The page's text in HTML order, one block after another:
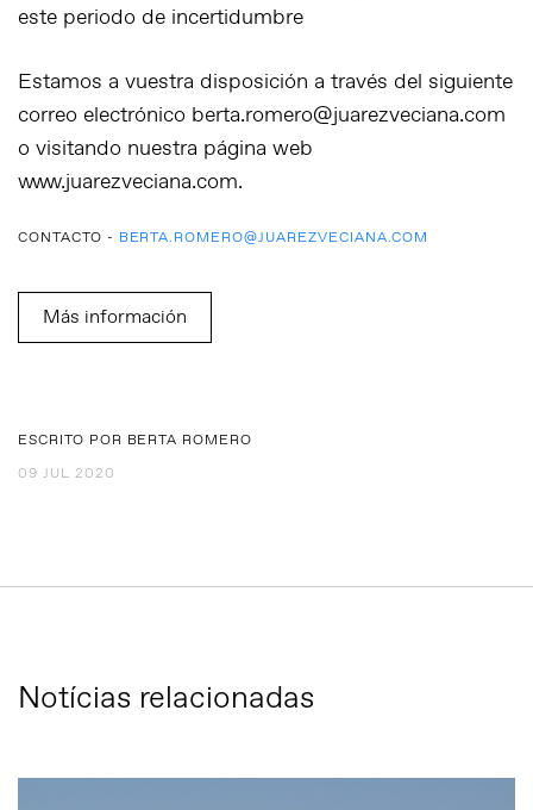
este periodo de incertidumbre
Estamos a vuestra disposición a través del siguiente
correo electrónico berta.romero@juarezveciana.com
o visitando nuestra página web
www.juarezveciana.com.
CONTACTO - BERTA.ROMERO@JUAREZVECIANA.COM
Más información
ESCRITO POR BERTA ROMERO
09 JUL 2020
Notícias relacionadas